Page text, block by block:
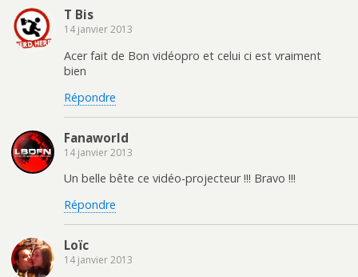
T Bis
14 janvier 2013
Acer fait de Bon vidéopro et celui ci est vraiment
bien
Répondre
Fanaworld
14 janvier 2013
Un belle bête ce vidéo-projecteur !!! Bravo !!!
Répondre
Loïc
14 janvier 2013